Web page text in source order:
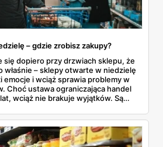
– gdzie zrobisz zakupy?
się dopiero przy drzwiach sklepu, że
właśnie – sklepy otwarte w niedzielę
i wciąż sprawia problemy w
Choć ustawa ograniczająca handel
wciąż nie brakuje wyjątków. Są
Czy mały osiedlowy sklepik
Żabką czy stacjami benzynowymi? W
wątpliwości i pokazujemy, gdzie
kupić – bez nerwów i krążenia po